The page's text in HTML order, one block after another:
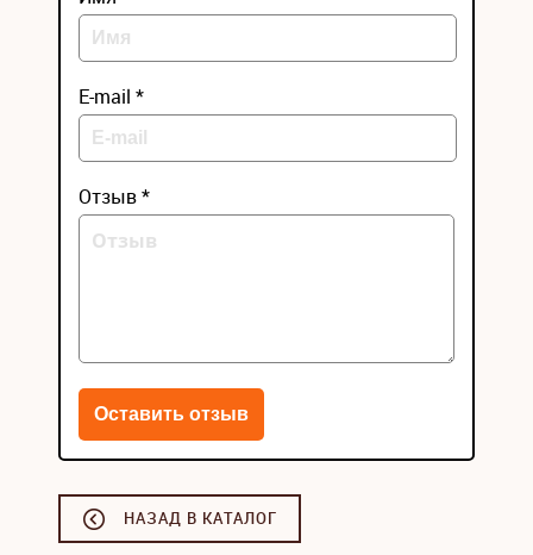
E-mail *
Отзыв *
НАЗАД В КАТАЛОГ